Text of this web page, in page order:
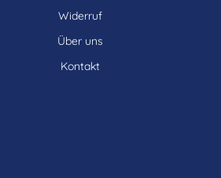
Widerruf
Über uns
Kontakt